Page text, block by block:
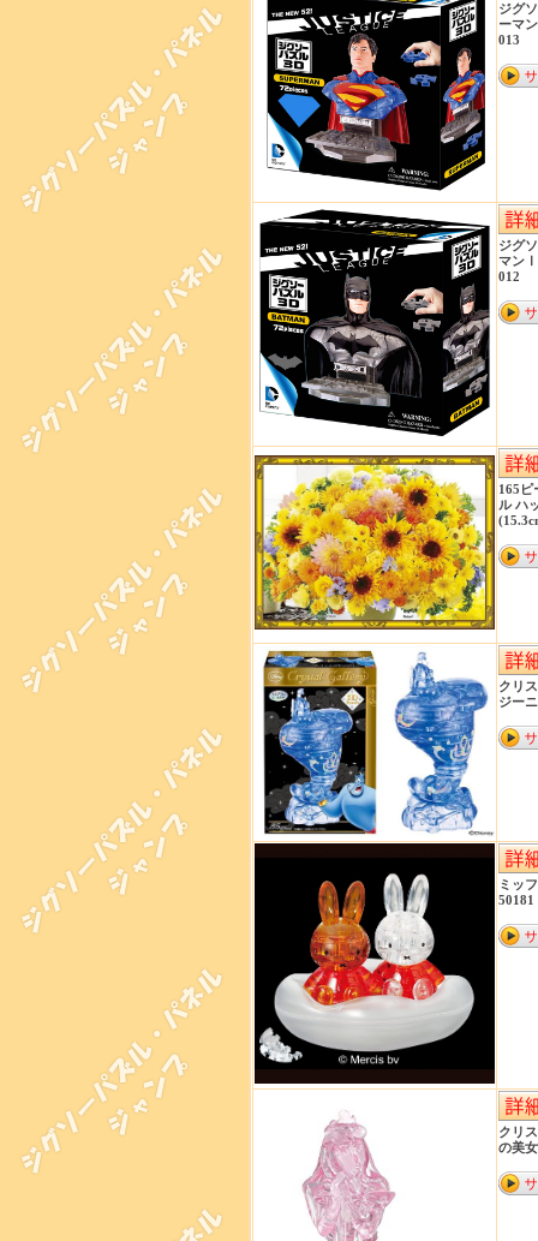
ジグ
ーマ
013
ジグ
マン
012
165ピ
ル ハ
クリ
ジー
ミッ
50181
クリ
の美